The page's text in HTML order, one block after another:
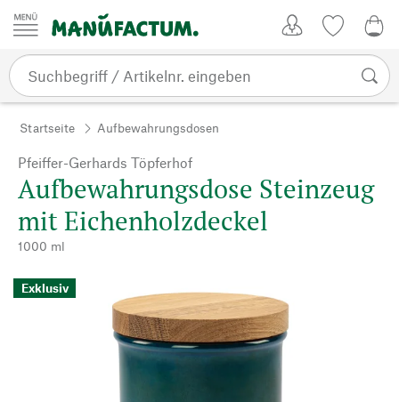
Zum Inhalt springen
Startseite Aufbewahrungsdosen
Pfeiffer-Gerhards Töpferhof
Aufbewahrungsdose Steinzeug
mit Eichenholzdeckel
1000 ml
Exklusiv